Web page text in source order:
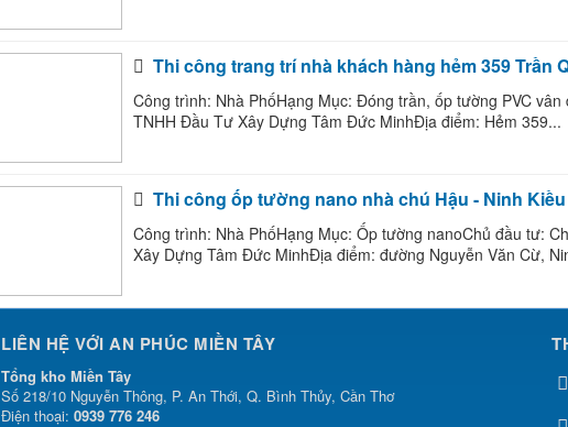
Thi công trang trí nhà khách hàng hẻm 359 Trần
Công trình: Nhà PhốHạng Mục: Đóng trần, ốp tường PVC
TNHH Đầu Tư Xây Dựng Tâm Đức MinhĐịa điểm: Hẻm 359...
Thi công ốp tường nano nhà chú Hậu - Ninh Kiều
Công trình: Nhà PhốHạng Mục: Ốp tường nanoChủ đầu tư:
Xây Dựng Tâm Đức MinhĐịa điểm: đường Nguyễn Văn Cừ,
LIÊN HỆ VỚI AN PHÚC MIỀN TÂY
Tổng kho Miền Tây
Số 218/10 Nguyễn Thông, P. An Thới, Q. Bình Thủy, Cần Thơ
Điện thoại: 0939 776 246